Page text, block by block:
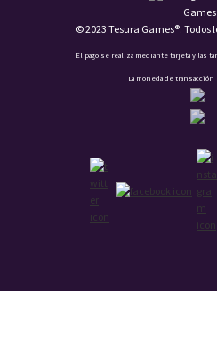
© 2023 Tesura Games®. Todos
El pago se realiza mediante tarjeta y las
La moneda de transacción